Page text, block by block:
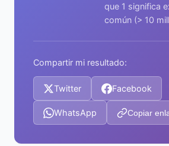
que 1 significa
común (> 10
Compartir mi resultado:
Twitter Facebook
WhatsApp Copiar